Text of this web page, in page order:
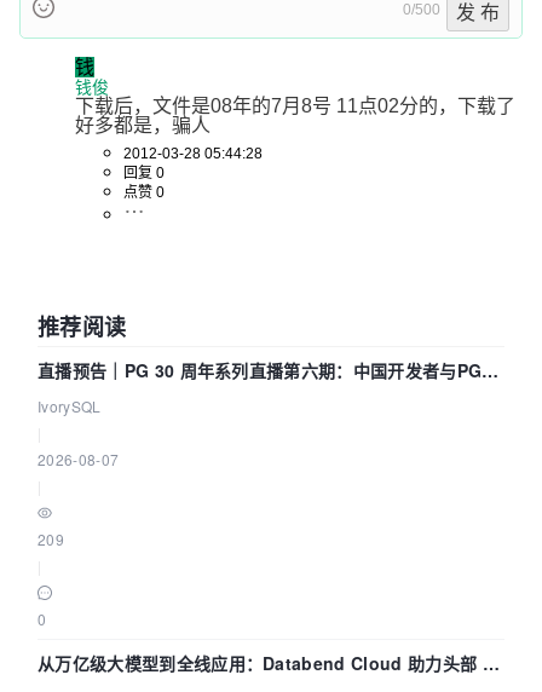
0/500 发 布
钱
钱俊
下载后，文件是08年的7月8号 11点02分的，下载了
好多都是，骗人
2012-03-28 05:44:28
回复 0
点赞 0
推荐阅读
直播预告｜PG 30 周年系列直播第六期：中国开发者与PG内
核——我们改得动吗？我们贡献了什么？
IvorySQL
2026-08-07
209
0
从万亿级大模型到全线应用：Databend Cloud 助力头部 AI